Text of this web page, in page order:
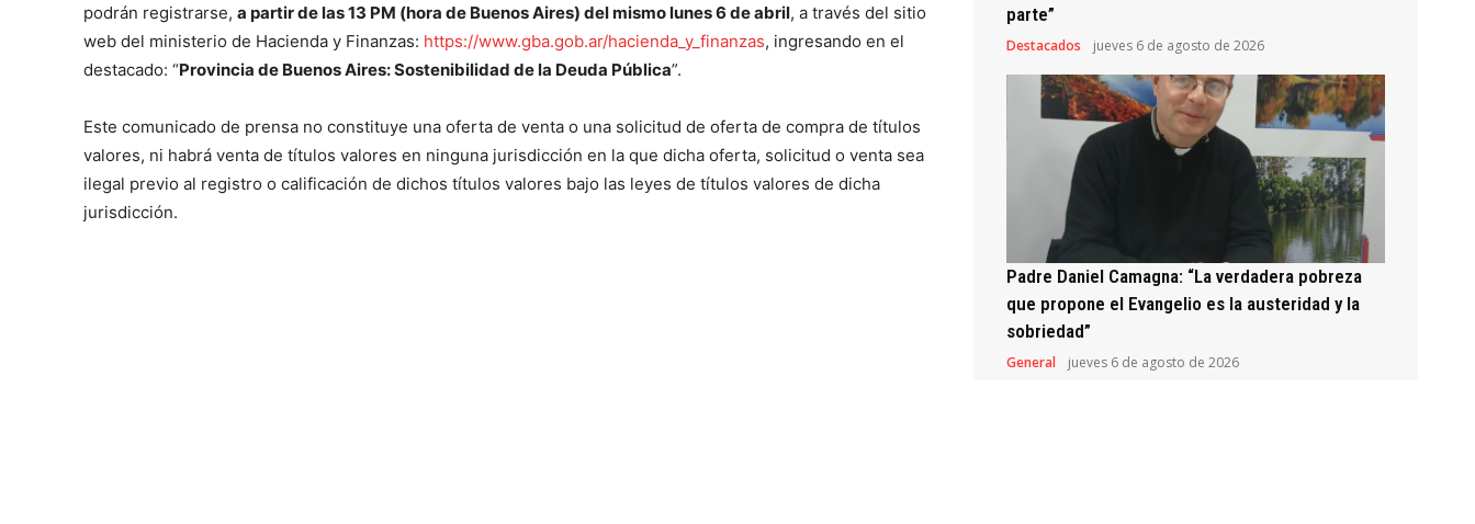
podrán registrarse, a partir de las 13 PM (hora de Buenos Aires) del mismo lunes 6 de abril, a través del sitio
web del ministerio de Hacienda y Finanzas: https://www.gba.gob.ar/hacienda_y_finanzas, ingresando en el
destacado: “Provincia de Buenos Aires: Sostenibilidad de la Deuda Pública”.
Este comunicado de prensa no constituye una oferta de venta o una solicitud de oferta de compra de títulos
valores, ni habrá venta de títulos valores en ninguna jurisdicción en la que dicha oferta, solicitud o venta sea
ilegal previo al registro o calificación de dichos títulos valores bajo las leyes de títulos valores de dicha
jurisdicción.
parte”
Destacados jueves 6 de agosto de 2026
Padre Daniel Camagna: “La verdadera pobreza
que propone el Evangelio es la austeridad y la
sobriedad”
General jueves 6 de agosto de 2026